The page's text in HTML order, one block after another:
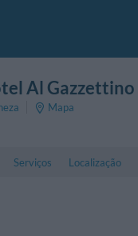
Al Gazzettino
Mapa
Serviços Localização